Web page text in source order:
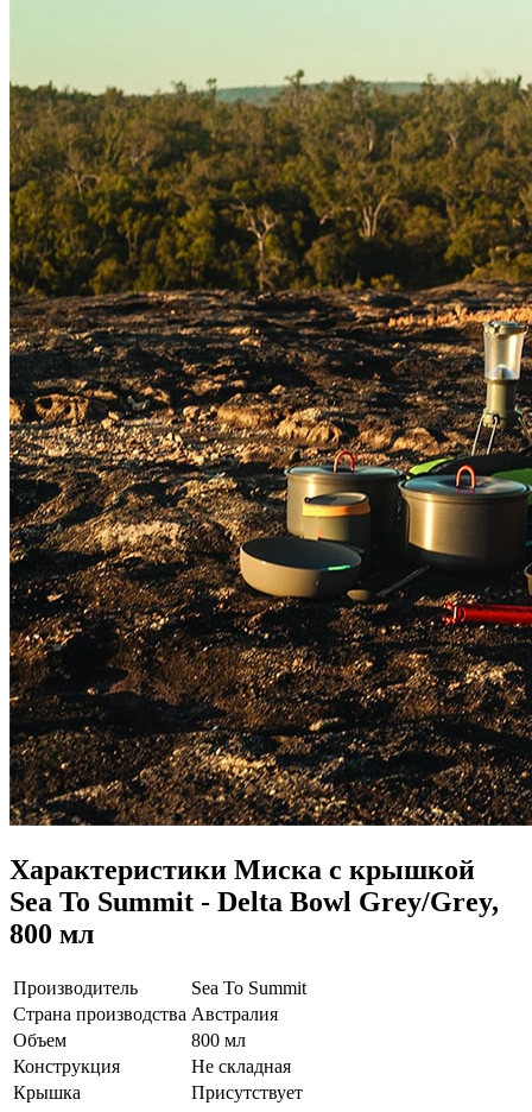
Характеристики Миска с крышкой
Sea To Summit - Delta Bowl Grey/Grey,
800 мл
Производитель
Sea To Summit
Страна производства Австралия
Объем
800 мл
Конструкция
Не складная
Крышка
Присутствует